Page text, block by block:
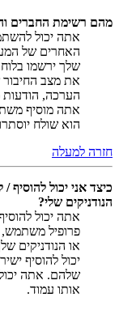
מהם רשימת החברים
אתה יכול
האחרים של
שלך ירשמו
את מצב החיבור
הערכה, הודעות
אתה מוסיף
הוא שולח
חזרה למעלה
כיצד אני יכול
הנודניקים שלי?
אתה יכול
פרופיל
או הנודניקים
יכול להוסיף
שלהם. אתה
אותו עמוד.